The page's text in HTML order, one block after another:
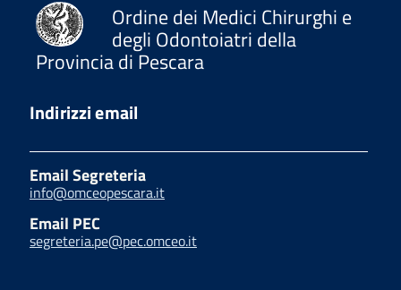
Ordine dei Medici Chirurghi e
degli Odontoiatri della
Provincia di Pescara
Indirizzi email
Email Segreteria
info@omceopescara.it
Email PEC
segreteria.pe@pec.omceo.it